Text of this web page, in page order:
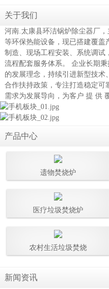
关于我们
河南.太康县环洁锅炉除尘器厂
等环保热能设备，现已搭建覆盖
制造、现场工程安装、系统调试
流程配套服务体系。 企业长期
的发展理念，持续引进新型技术
合作扶持政策，专注打造稳定可
需求为发展导向，为客户 提 供
产品中心
遗物焚烧炉
医疗垃圾焚烧炉
农村生活垃圾焚烧
新闻资讯